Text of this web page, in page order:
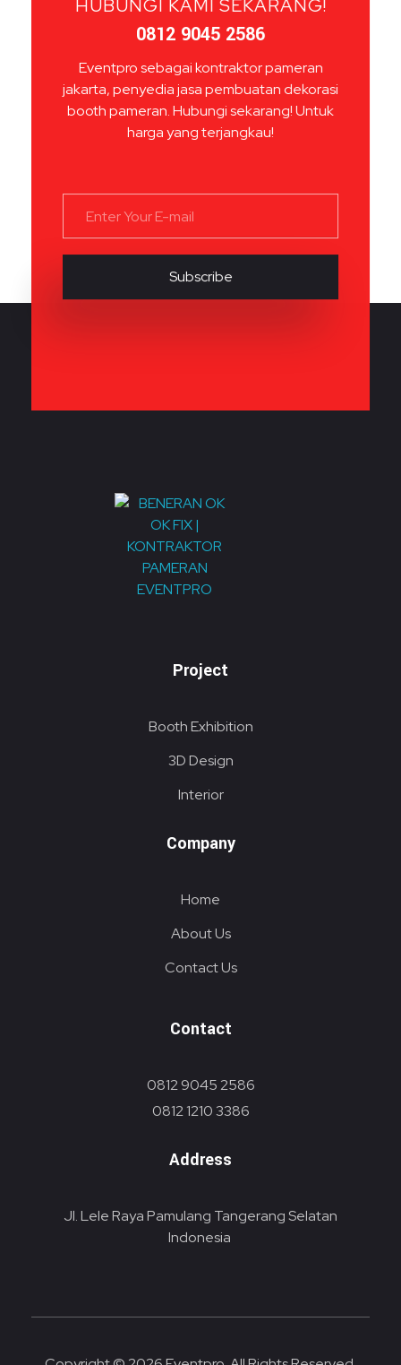
HUBUNGI KAMI SEKARANG!
0812 9045 2586
Eventpro sebagai kontraktor pameran
jakarta, penyedia jasa pembuatan dekorasi
booth pameran. Hubungi sekarang! Untuk
harga yang terjangkau!
Project
Booth Exhibition
3D Design
Interior
Company
Home
About Us
Contact Us
Contact
0812 9045 2586
0812 1210 3386
Address
Jl. Lele Raya Pamulang Tangerang Selatan
Indonesia